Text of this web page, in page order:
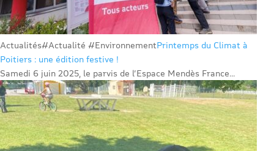
Actualités#Actualité #EnvironnementPrintemps du Climat à
Poitiers : une édition festive !
Samedi 6 juin 2025, le parvis de l’Espace Mendès France...